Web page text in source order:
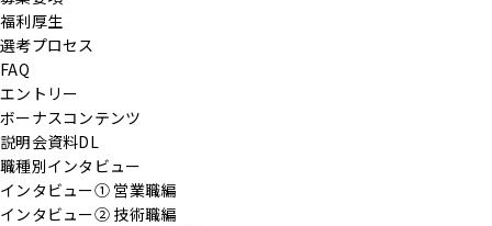
福利厚生
選考プロセス
FAQ
エントリー
ボーナスコンテンツ
説明会資料DL
職種別インタビュー
インタビュー① 営業職編
インタビュー② 技術職編